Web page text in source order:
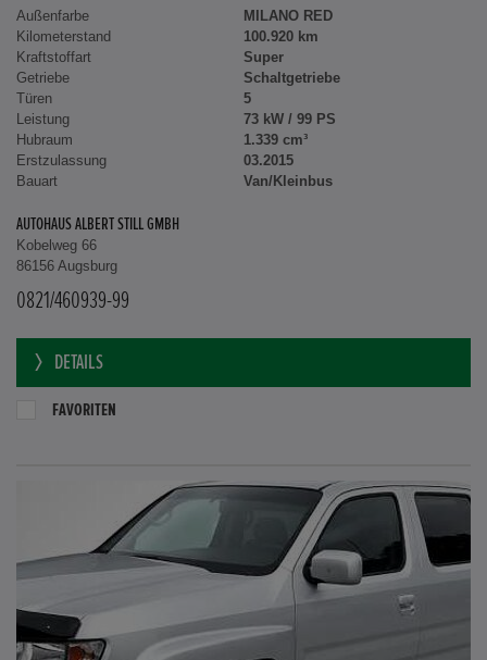
Außenfarbe
MILANO RED
Kilometerstand
100.920 km
Kraftstoffart
Super
Getriebe
Schaltgetriebe
Türen
5
Leistung
73 kW / 99 PS
Hubraum
1.339 cm³
Erstzulassung
03.2015
Bauart
Van/Kleinbus
AUTOHAUS ALBERT STILL GMBH
Kobelweg 66
86156 Augsburg
0821/460939-99
DETAILS
FAVORITEN